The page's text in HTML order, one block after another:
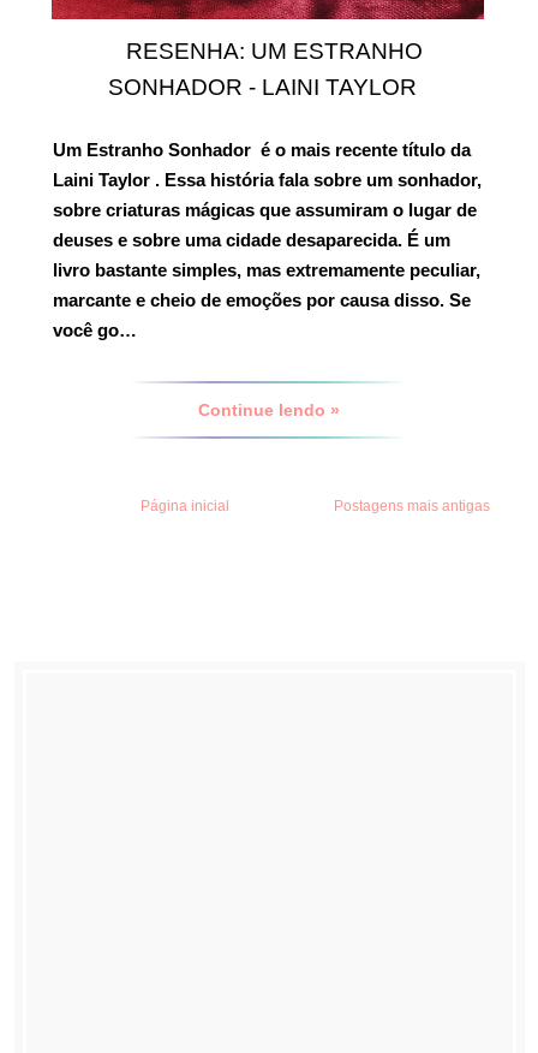
RESENHA: UM ESTRANHO
SONHADOR - LAINI TAYLOR
Um Estranho Sonhador é o mais recente título da
Laini Taylor . Essa história fala sobre um sonhador,
sobre criaturas mágicas que assumiram o lugar de
deuses e sobre uma cidade desaparecida. É um
livro bastante simples, mas extremamente peculiar,
marcante e cheio de emoções por causa disso. Se
você go…
Continue lendo »
Postagens mais antigas
Página inicial